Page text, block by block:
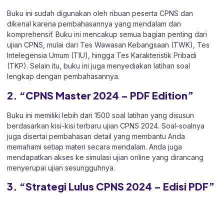
Buku ini sudah digunakan oleh ribuan peserta CPNS dan
dikenal karena pembahasannya yang mendalam dan
komprehensif. Buku ini mencakup semua bagian penting dari
ujian CPNS, mulai dari Tes Wawasan Kebangsaan (TWK), Tes
Intelegensia Umum (TIU), hingga Tes Karakteristik Pribadi
(TKP). Selain itu, buku ini juga menyediakan latihan soal
lengkap dengan pembahasannya.
2. “CPNS Master 2024 – PDF Edition”
Buku ini memiliki lebih dari 1500 soal latihan yang disusun
berdasarkan kisi-kisi terbaru ujian CPNS 2024. Soal-soalnya
juga disertai pembahasan detail yang membantu Anda
memahami setiap materi secara mendalam. Anda juga
mendapatkan akses ke simulasi ujian online yang dirancang
menyerupai ujian sesungguhnya.
3. “Strategi Lulus CPNS 2024 – Edisi PDF”